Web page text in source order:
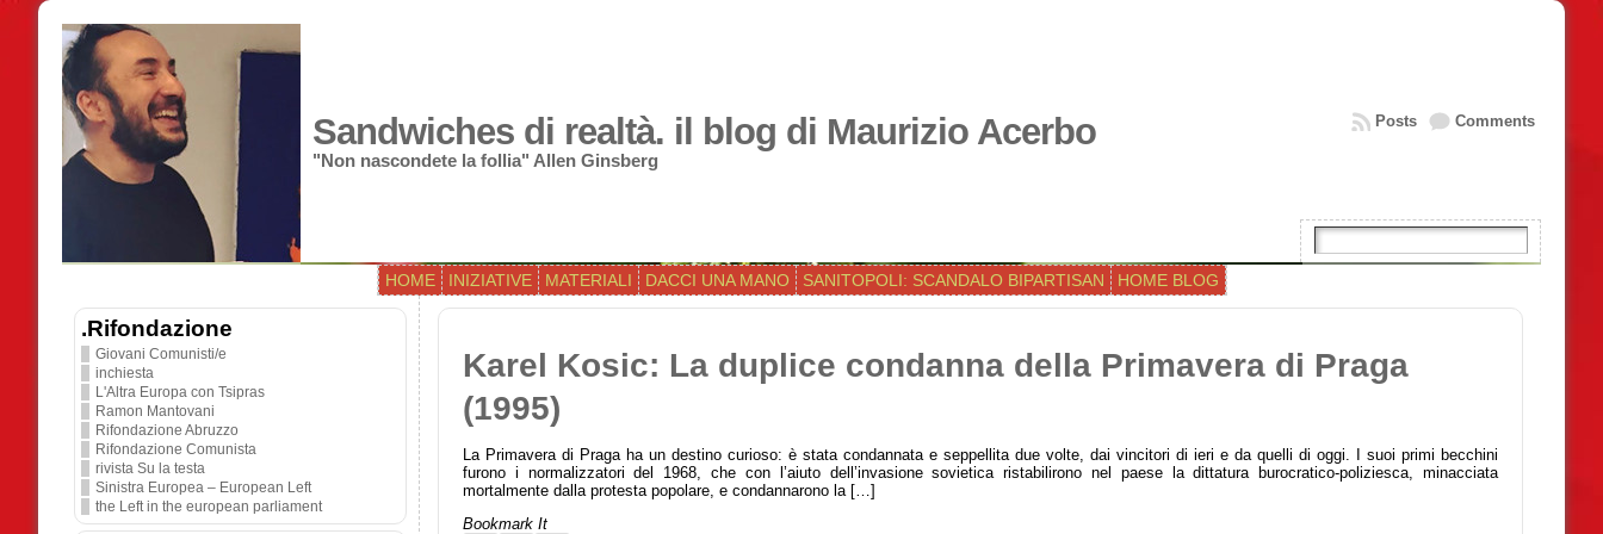
Sandwiches di realtà. il blog di Maurizio Acerbo
"Non nascondete la follia" Allen Ginsberg
Comments
Posts
HOME INIZIATIVE MATERIALI DACCI UNA MANO SANITOPOLI: SCANDALO BIPARTISAN HOME BLOG
.Rifondazione
Giovani Comunisti/e
inchiesta
L'Altra Europa con Tsipras
Ramon Mantovani
Rifondazione Abruzzo
Rifondazione Comunista
rivista Su la testa
Sinistra Europea – European Left
the Left in the european parliament
Karel Kosic: La duplice condanna della Primavera di Praga
(1995)
La Primavera di Praga ha un destino curioso: è stata condannata e seppellita due volte, dai vincitori di ieri e da quelli di oggi. I suoi primi becchini
furono i normalizzatori del 1968, che con l’aiuto dell’invasione sovietica ristabilirono nel paese la dittatura burocratico-poliziesca, minacciata
mortalmente dalla protesta popolare, e condannarono la […]
Bookmark It